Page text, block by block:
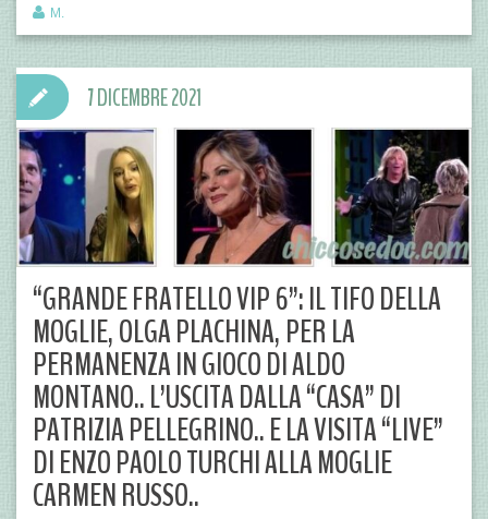
M.
“GRANDE FRATELLO VIP 6”: IL TIFO DELLA
MOGLIE, OLGA PLACHINA, PER LA
PERMANENZA IN GIOCO DI ALDO
MONTANO.. L’USCITA DALLA “CASA” DI
PATRIZIA PELLEGRINO.. E LA VISITA “LIVE”
DI ENZO PAOLO TURCHI ALLA MOGLIE
CARMEN RUSSO..
7 DICEMBRE 2021